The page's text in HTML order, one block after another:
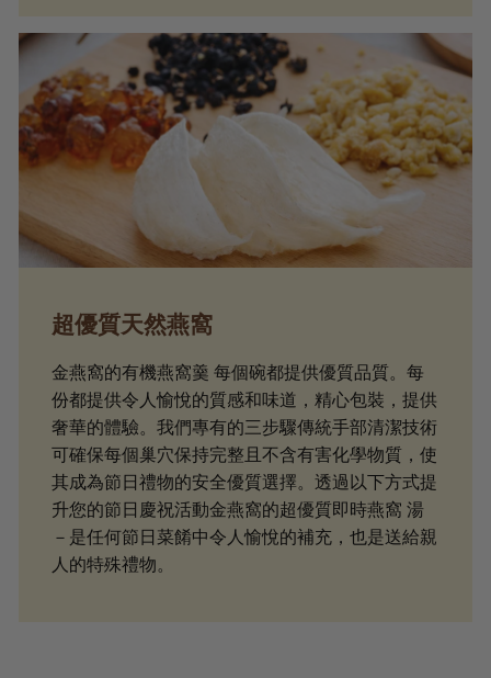
超優質天然燕窩
金燕窩的有機燕窩羹 每個碗都提供優質品質。每
份都提供令人愉悅的質感和味道，精心包裝，提供
奢華的體驗。我們專有的三步驟傳統手部清潔技術
可確保每個巢穴保持完整且不含有害化學物質，使
其成為節日禮物的安全優質選擇。透過以下方式提
升您的節日慶祝活動金燕窩的超優質即時燕窩 湯
－是任何節日菜餚中令人愉悅的補充，也是送給親
人的特殊禮物。